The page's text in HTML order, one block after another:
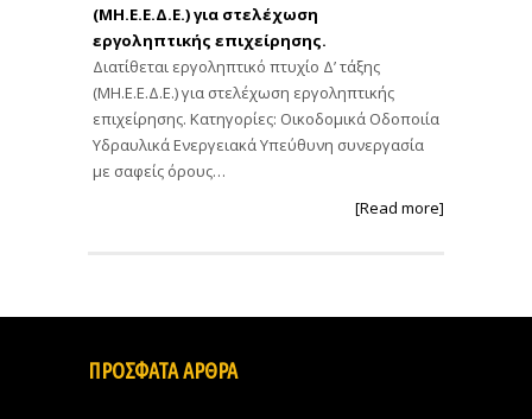
(ΜΗ.Ε.Ε.Δ.Ε.) για στελέχωση
εργοληπτικής επιχείρησης.
Διατίθεται εργοληπτικό πτυχίο Δ’ τάξης
(ΜΗ.Ε.Ε.Δ.Ε.) για στελέχωση εργοληπτικής
επιχείρησης. Κατηγορίες: Οικοδομικά Οδοποιία
Υδραυλικά Ενεργειακά Υπεύθυνη συνεργασία
με σαφείς όρους…
[Read more]
ΠΡΟΣΦΑΤΑ ΑΡΘΡΑ